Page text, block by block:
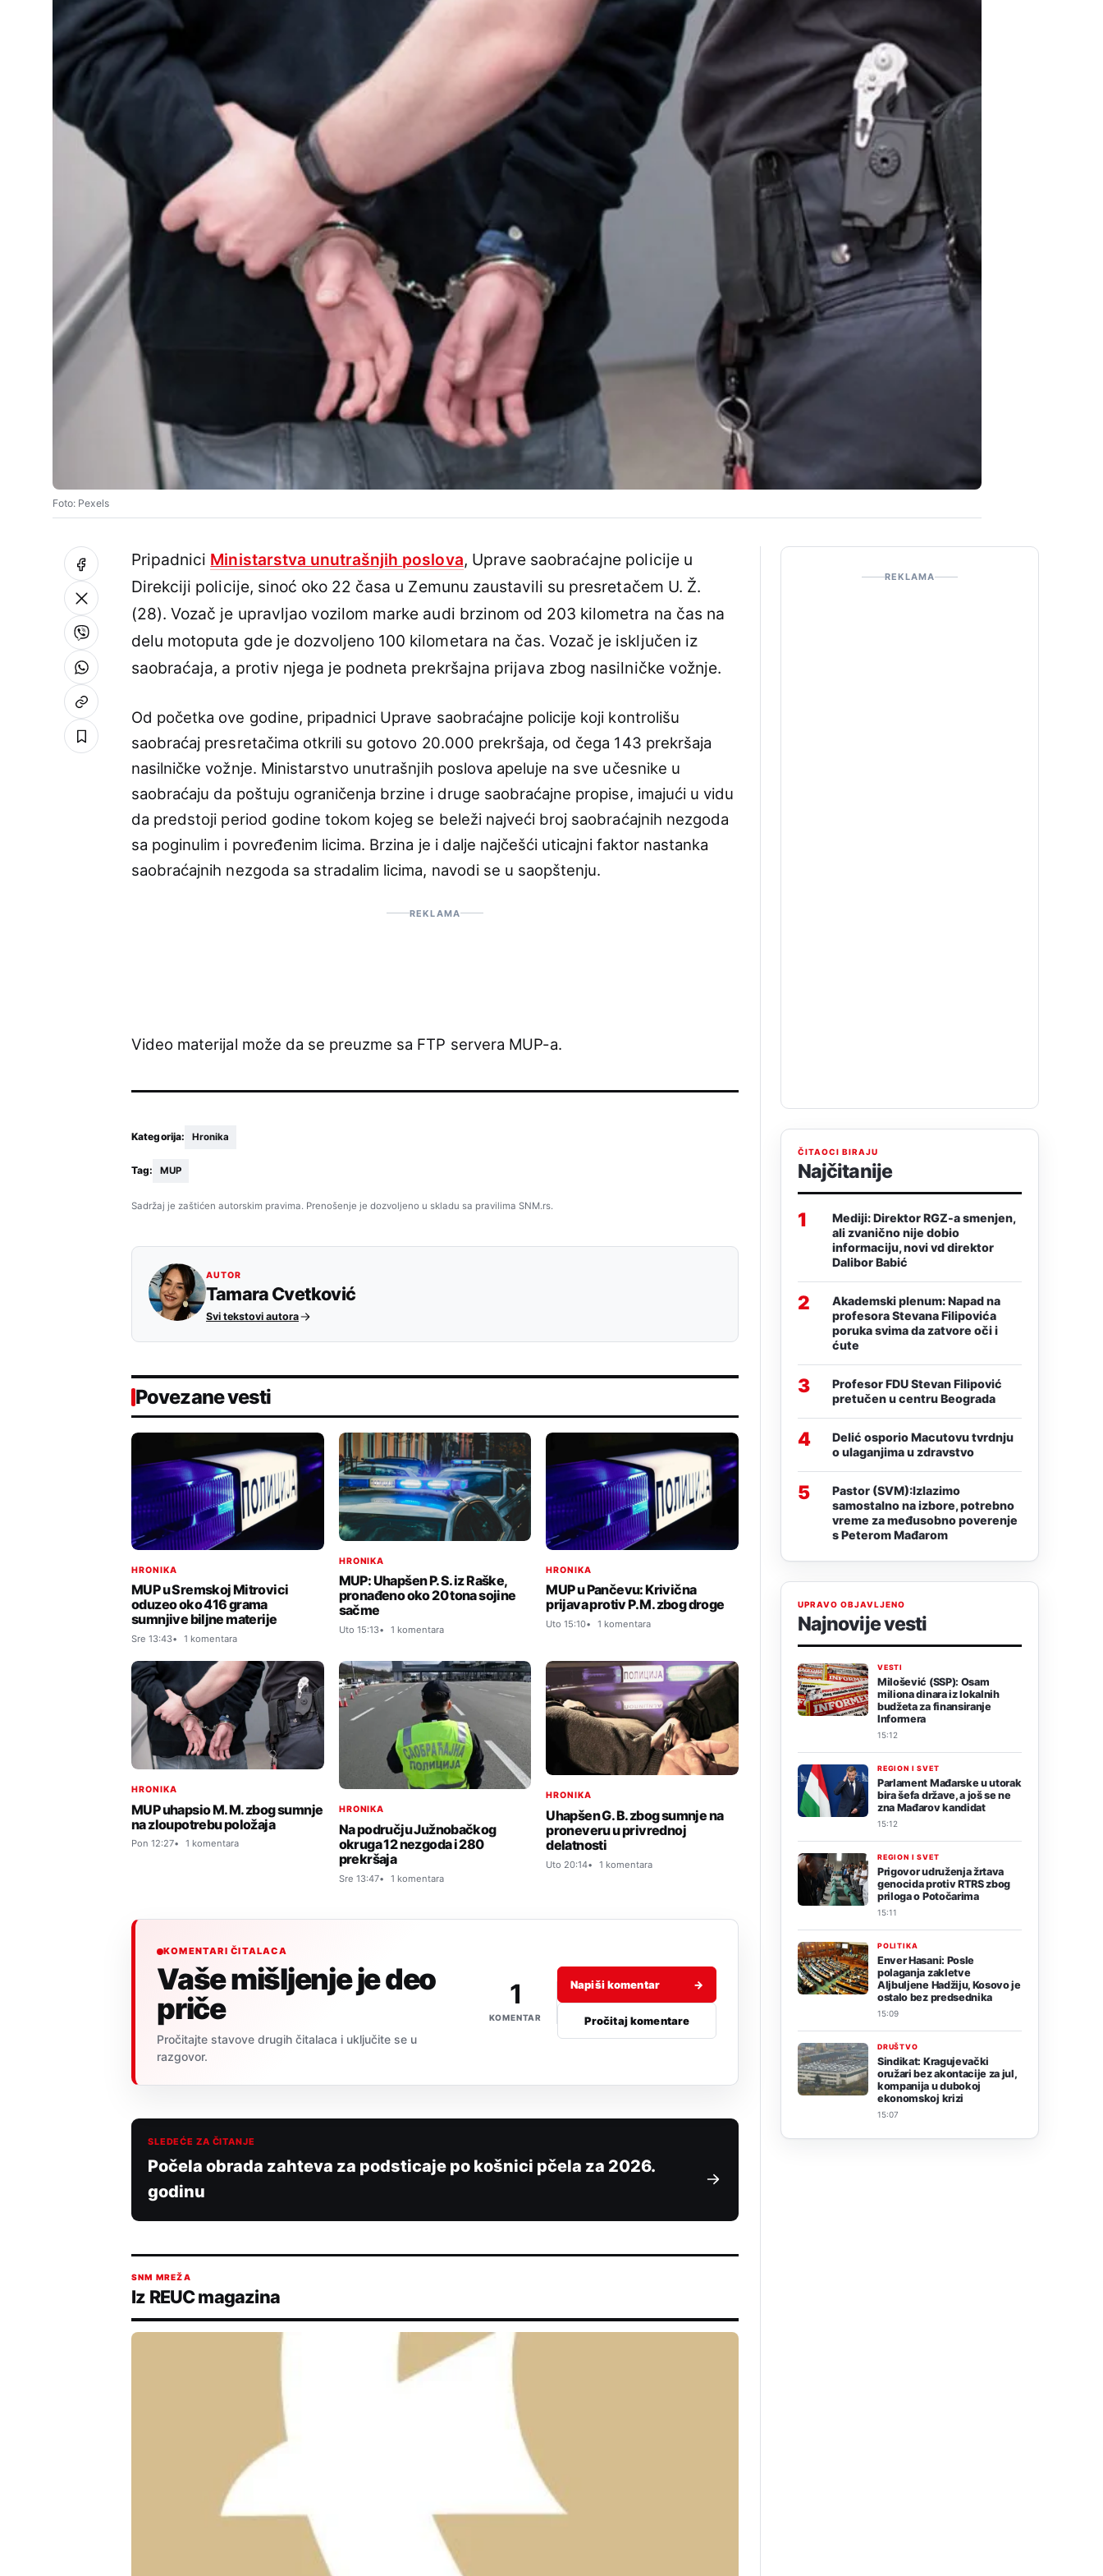
Foto: Pexels
Pripadnici Ministarstva unutrašnjih poslova, Uprave saobraćajne policije u
Direkciji policije, sinoć oko 22 časa u Zemunu zaustavili su presretačem U. Ž.
(28). Vozač je upravljao vozilom marke audi brzinom od 203 kilometra na čas na
delu motoputa gde je dozvoljeno 100 kilometara na čas. Vozač je isključen iz
saobraćaja, a protiv njega je podneta prekršajna prijava zbog nasilničke vožnje.
Od početka ove godine, pripadnici Uprave saobraćajne policije koji kontrolišu
saobraćaj presretačima otkrili su gotovo 20.000 prekršaja, od čega 143 prekršaja
nasilničke vožnje. Ministarstvo unutrašnjih poslova apeluje na sve učesnike u
saobraćaju da poštuju ograničenja brzine i druge saobraćajne propise, imajući u vidu
da predstoji period godine tokom kojeg se beleži najveći broj saobraćajnih nezgoda
sa poginulim i povređenim licima. Brzina je i dalje najčešći uticajni faktor nastanka
saobraćajnih nezgoda sa stradalim licima, navodi se u saopštenju.
REKLAMA
Video materijal može da se preuzme sa FTP servera MUP-a.
Kategorija: Hronika
Tag: MUP
Sadržaj je zaštićen autorskim pravima. Prenošenje je dozvoljeno u skladu sa pravilima SNM.rs.
AUTOR
Tamara Cvetković
Svi tekstovi autora
Povezane vesti
HRONIKA
MUP u Sremskoj Mitrovici
oduzeo oko 416 grama
sumnjive biljne materije
Sre 13:43 1 komentara
HRONIKA
MUP: Uhapšen P. S. iz Raške,
pronađeno oko 20 tona sojine
sačme
Uto 15:13 1 komentara
HRONIKA
MUP u Pančevu: Krivična
prijava protiv P. M. zbog droge
Uto 15:10 1 komentara
HRONIKA
MUP uhapsio M. M. zbog sumnje
na zloupotrebu položaja
Pon 12:27 1 komentara
HRONIKA
Na području Južnobačkog
okruga 12 nezgoda i 280
prekršaja
Sre 13:47 1 komentara
HRONIKA
Uhapšen G. B. zbog sumnje na
proneveru u privrednoj
delatnosti
Uto 20:14 1 komentara
KOMENTARI ČITALACA
Vaše mišljenje je deo
priče
Pročitajte stavove drugih čitalaca i uključite se u
razgovor.
1
KOMENTAR
Napiši komentar →
Pročitaj komentare
SLEDEĆE ZA ČITANJE
Počela obrada zahteva za podsticaje po košnici pčela za 2026.
godinu
SNM MREŽA
Iz REUC magazina
REKLAMA
ČITAOCI BIRAJU
Najčitanije
1
Mediji: Direktor RGZ-a smenjen,
ali zvanično nije dobio
informaciju, novi vd direktor
Dalibor Babić
2
Akademski plenum: Napad na
profesora Stevana Filipovića
poruka svima da zatvore oči i
ćute
3
Profesor FDU Stevan Filipović
pretučen u centru Beograda
4
Delić osporio Macutovu tvrdnju
o ulaganjima u zdravstvo
5
Pastor (SVM):Izlazimo
samostalno na izbore, potrebno
vreme za međusobno poverenje
s Peterom Mađarom
UPRAVO OBJAVLJENO
Najnovije vesti
VESTI
Milošević (SSP): Osam
miliona dinara iz lokalnih
budžeta za finansiranje
Informera
15:12
REGION I SVET
Parlament Mađarske u utorak
bira šefa države, a još se ne
zna Mađarov kandidat
15:12
REGION I SVET
Prigovor udruženja žrtava
genocida protiv RTRS zbog
priloga o Potočarima
15:11
POLITIKA
Enver Hasani: Posle
polaganja zakletve
Aljbuljene Hadžiju, Kosovo je
ostalo bez predsednika
15:09
DRUŠTVO
Sindikat: Kragujevački
oružari bez akontacije za jul,
kompanija u dubokoj
ekonomskoj krizi
15:07